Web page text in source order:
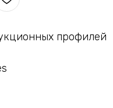
профилей